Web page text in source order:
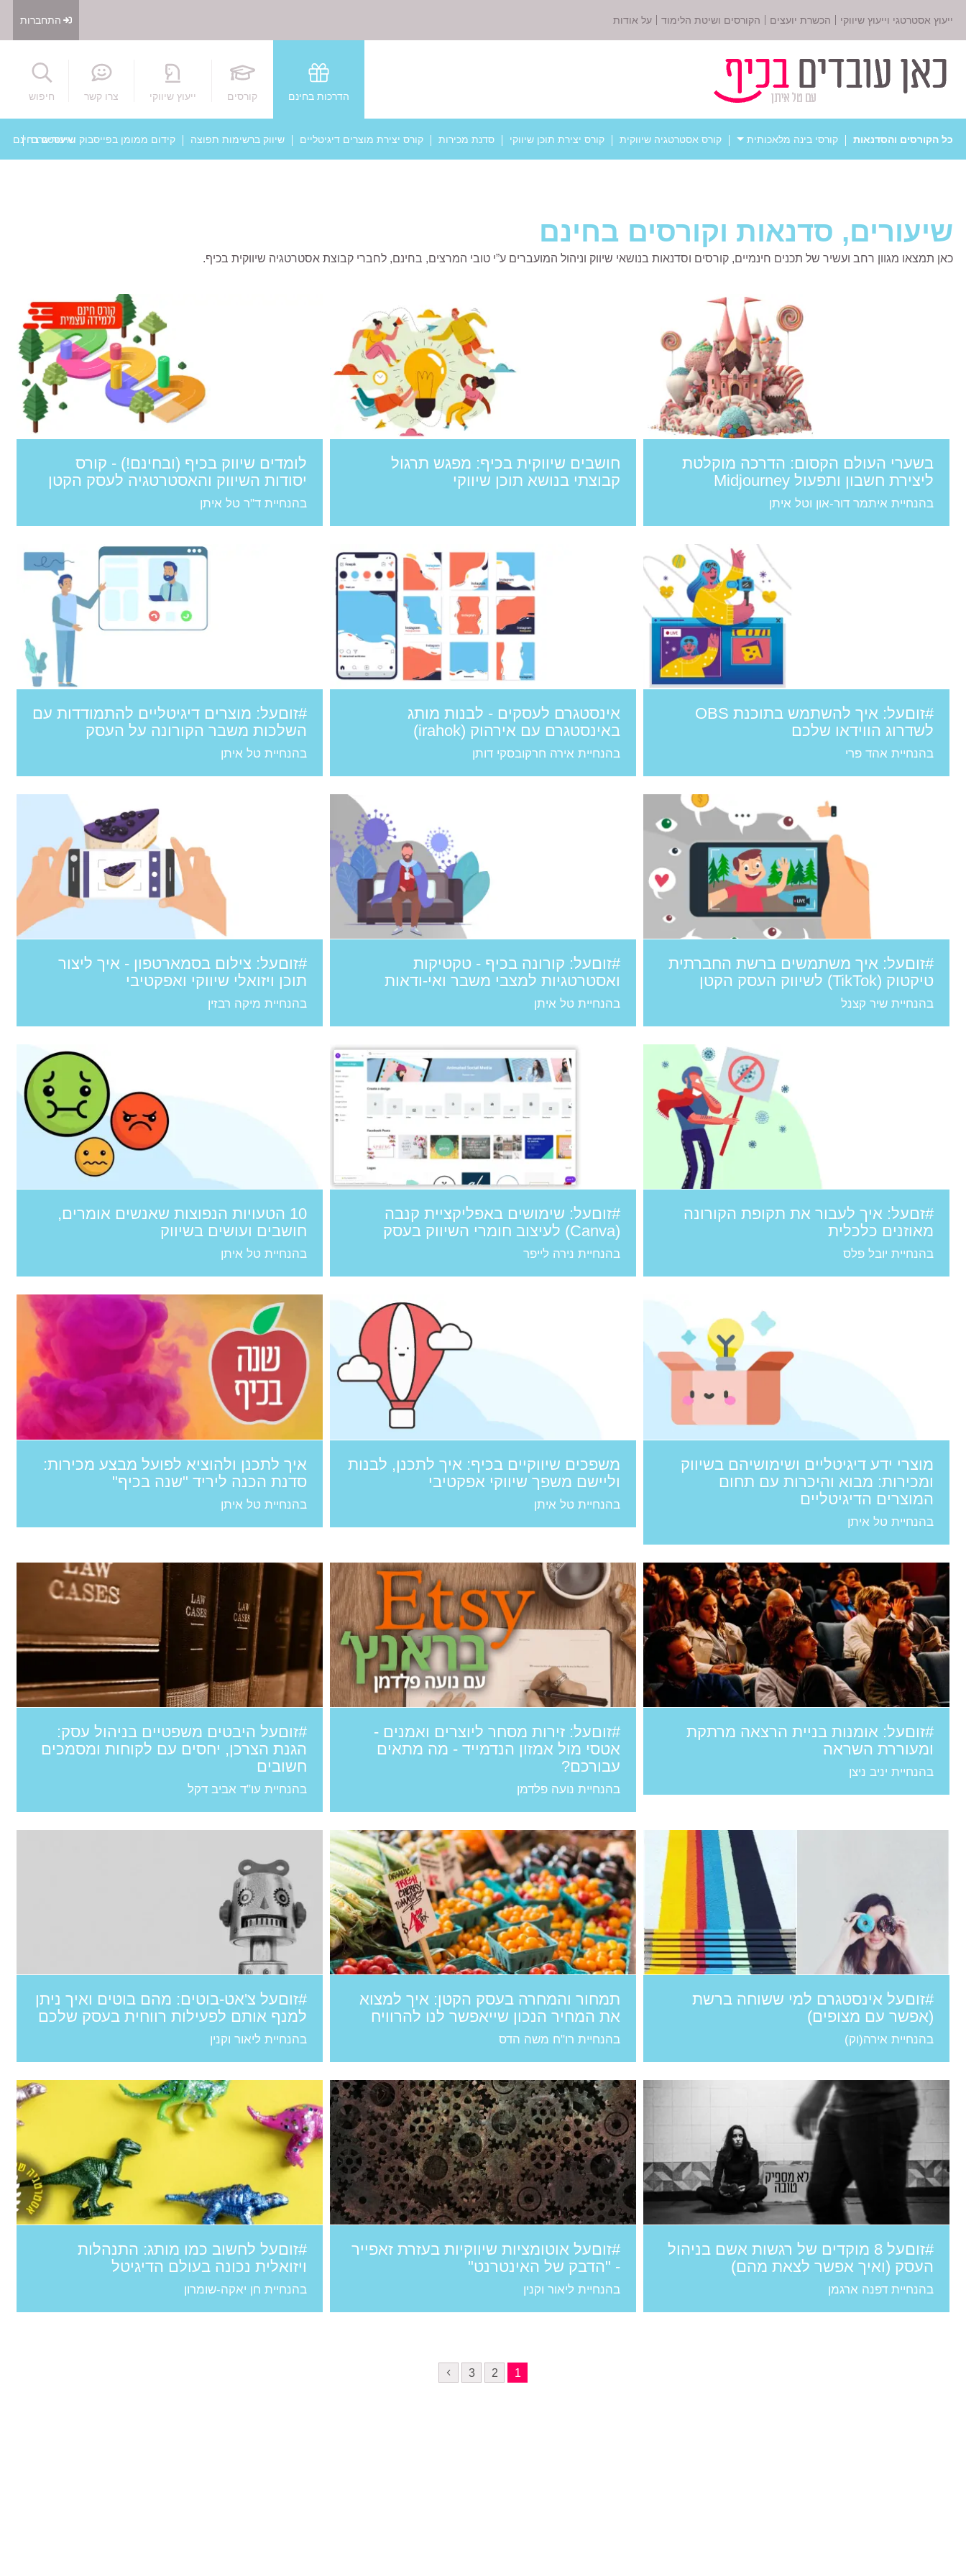
ייעוץ אסטרטגי וייעוץ שיווקי הכשרת יועצים הקורסים ושיטת הלימוד על אודות התחברות
הדרכות בחינם קורסים ייעוץ שיווקי צרו קשר חיפוש
כל הקורסים והסדנאות קורסי בינה מלאכותית קורס אסטרטגיה שיווקית קורס יצירת תוכן שיווקי סדנת מכירות קורס יצירת מוצרים דיגיטליים שיווק ברשימות תפוצה קידום ממומן בפייסבוק ואינסטגרם
שיעורים בחינם
שיעורים, סדנאות וקורסים בחינם
כאן תמצאו מגוון רחב ועשיר של תכנים חינמיים, קורסים וסדנאות בנושאי שיווק וניהול המועברים ע”י טובי המרצים, בחינם, לחברי קבוצת אסטרטגיה שיווקית בכיף.
בשערי העולם הקסום: הדרכה מוקלטת
ליצירת חשבון ותפעול Midjourney
בהנחיית איתמר דור-און וטל איתן
חושבים שיווקית בכיף: מפגש תרגול
קבוצתי בנושא תוכן שיווקי
לומדים שיווק בכיף (ובחינם!) - קורס
יסודות השיווק והאסטרטגיה לעסק הקטן
בהנחיית ד"ר טל איתן
#זוםעל: איך להשתמש בתוכנת OBS
לשדרוג הווידאו שלכם
בהנחיית אהד פרי
אינסטגרם לעסקים - לבנות מותג
באינסטגרם עם אירהוק (irahok)
בהנחיית אירה חרקובסקי דותן
#זוםעל: מוצרים דיגיטליים להתמודדות עם
השלכות משבר הקורונה על העסק
בהנחיית טל איתן
#זוםעל: איך משתמשים ברשת החברתית
טיקטוק (TikTok) לשיווק העסק הקטן
בהנחיית שיר קצנל
#זוםעל: קורונה בכיף - טקטיקות
ואסטרטגיות למצבי משבר ואי-ודאות
בהנחיית טל איתן
#זוםעל: צילום בסמארטפון - איך ליצור
תוכן ויזואלי שיווקי ואפקטיבי
בהנחיית מיקה רבזין
#זםעל: איך לעבור את תקופת הקורונה
מאוזנים כלכלית
בהנחיית יובל פלס
#זוםעל: שימושים באפליקציית קנבה
(Canva) לעיצוב חומרי השיווק בעסק
בהנחיית נירה לייפר
10 הטעויות הנפוצות שאנשים אומרים,
חושבים ועושים בשיווק
בהנחיית טל איתן
מוצרי ידע דיגיטליים ושימושיהם בשיווק
ומכירות: מבוא והיכרות עם תחום
המוצרים הדיגיטליים
בהנחיית טל איתן
משפכים שיווקיים בכיף: איך לתכנן, לבנות
וליישם משפך שיווקי אפקטיבי
בהנחיית טל איתן
איך לתכנן ולהוציא לפועל מבצע מכירות:
סדנת הכנה ליריד "שנה בכיף"
בהנחיית טל איתן
#זוםעל: אומנות בניית הרצאה מרתקת
ומעוררת השראה
בהנחיית יניב ניצן
#זוםעל: זירות מסחר ליוצרים ואמנים -
אטסי מול אמזון הנדמייד - מה מתאים
עבורכם?
בהנחיית נועה פלדמן
#זוםעל היבטים משפטיים בניהול עסק:
הגנת הצרכן, יחסים עם לקוחות ומסמכים
חשובים
בהנחיית עו"ד אביב דקל
#זוםעל אינסטגרם למי ששוחה ברשת
(אפשר עם מצופים)
בהנחיית אירה(וק)
תמחור והמחרה בעסק הקטן: איך למצוא
את המחיר הנכון שייאפשר לנו להרוויח
בהנחיית רו"ח משה הדס
#זוםעל צ'אט-בוטים: מהם בוטים ואיך ניתן
למנף אותם לפעילות רווחית בעסק שלכם
בהנחיית ליאור וקנין
#זוםעל 8 מוקדים של רגשות אשם בניהול
העסק (ואיך אפשר לצאת מהם)
בהנחיית דפנה ארגמן
#זוםעל אוטומציות שיווקיות בעזרת זאפייר
- "הדבק של האינטרנט"
בהנחיית ליאור וקנין
#זוםעל לחשוב כמו מותג: התנהלות
ויזואלית נכונה בעולם הדיגיטל
בהנחיית חן יאקה-שומרון
1
2
3